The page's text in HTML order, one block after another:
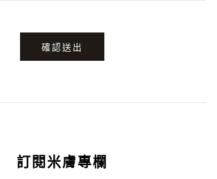
確認送出
訂閱米膚專欄